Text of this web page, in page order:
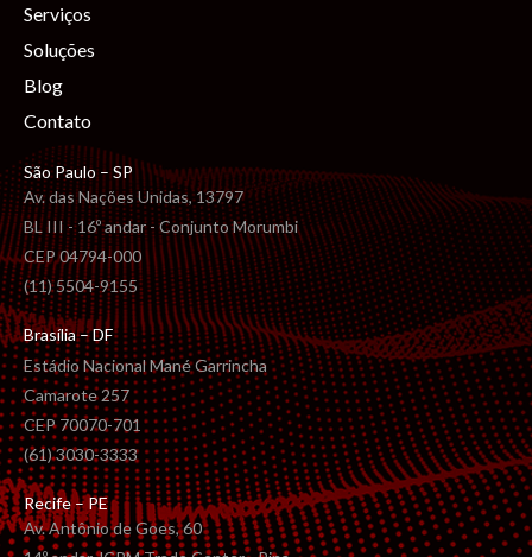
Serviços
Soluções
Blog
Contato
São Paulo – SP
Av. das Nações Unidas, 13797
BL III - 16º andar - Conjunto Morumbi
CEP 04794-000
(11) 5504-9155
Brasília – DF
Estádio Nacional Mané Garrincha
Camarote 257
CEP 70070-701
(61) 3030-3333
Recife – PE
Av. Antônio de Goes, 60